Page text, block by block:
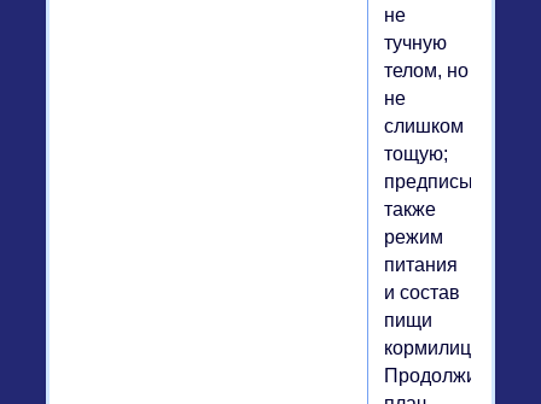
не
тучную
телом, но
не
слишком
тощую;
предписывался
также
режим
питания
и состав
пищи
кормилицы.